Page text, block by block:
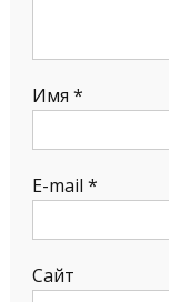
Имя *
E-mail *
Сайт